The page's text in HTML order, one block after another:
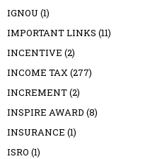
IGNOU (1)
IMPORTANT LINKS (11)
INCENTIVE (2)
INCOME TAX(277)
INCREMENT(2)
INSPIRE AWARD (8)
INSURANCE (1)
ISRO (1)